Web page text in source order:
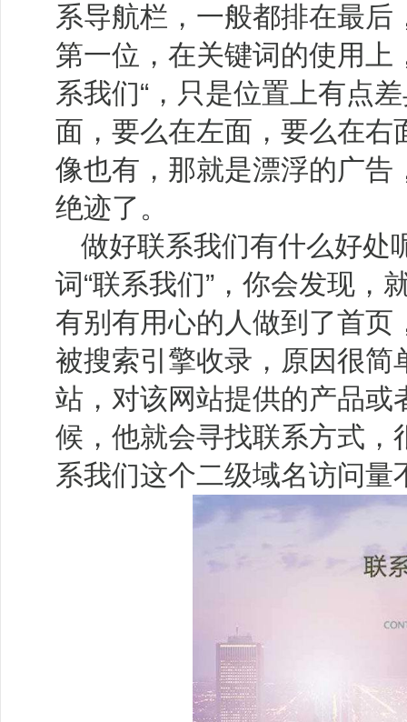
系导航栏，一般都排在最
第一位，在关键词的使用上
系我们“，只是位置上有点
面，要么在左面，要么在
像也有，那就是漂浮的广
绝迹了。
做好联系我们有什么好处
词“联系我们”，你会发现，
有别有用心的人做到了首
被搜索引擎收录，原因很
站，对该网站提供的产品或
候，他就会寻找联系方式
系我们这个二级域名访问量